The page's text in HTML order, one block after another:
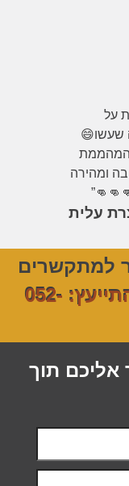
על
שעשו😄
המהממת
ומהירה
עלית
למתקשרים
תמיד שווה להתייעץ: 052-
אליכם תוך